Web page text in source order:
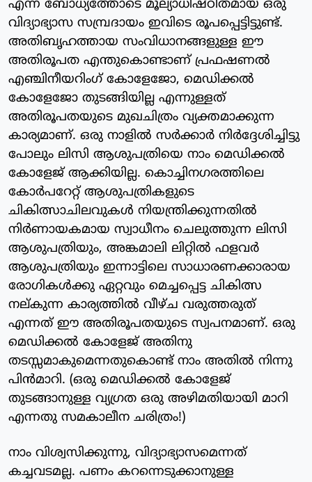
എന്ന ബോധ്യത്തോടെ മൂല്യാധിഷ്ഠിതമായ ഒരു
വിദ്യാഭ്യാസ സമ്പ്രദായം ഇവിടെ രൂപപ്പെട്ടിട്ടുണ്ട്.
അതിബൃഹത്തായ സംവിധാനങ്ങളുള്ള ഈ
അതിരൂപത എന്തുകൊണ്ടാണ് പ്രഫഷണല്‍
എഞ്ചിനീയറിംഗ് കോളേജോ, മെഡിക്കല്‍
കോളേജോ തുടങ്ങിയില്ല എന്നുള്ളത്
അതിരൂപതയുടെ മുഖചിത്രം വ്യക്തമാക്കുന്ന
കാര്യമാണ്. ഒരു നാളില്‍ സര്‍ക്കാര്‍ നിര്‍ദ്ദേശിച്ചിട്ടു
പോലും ലിസി ആശുപത്രിയെ നാം മെഡിക്കല്‍
കോളേജ് ആക്കിയില്ല. കൊച്ചിനഗരത്തിലെ
കോര്‍പറേറ്റ് ആശുപത്രികളുടെ
ചികിത്സാചിലവുകള്‍ നിയന്ത്രിക്കുന്നതില്‍
നിര്‍ണായകമായ സ്വാധീനം ചെലുത്തുന്ന ലിസി
ആശുപത്രിയും, അങ്കമാലി ലിറ്റില്‍ ഫളവര്‍
ആശുപത്രിയും ഇന്നാട്ടിലെ സാധാരണക്കാരായ
രോഗികള്‍ക്കു ഏറ്റവും മെച്ചപ്പെട്ട ചികിത്സ
നല്കുന്ന കാര്യത്തില്‍ വീഴ്ച വരുത്തരുത്
എന്നത് ഈ അതിരൂപതയുടെ സ്വപനമാണ്. ഒരു
മെഡിക്കല്‍ കോളേജ് അതിനു
തടസ്സമാകുമെന്നതുകൊണ്ട് നാം അതില്‍ നിന്നു
പിന്‍മാറി. (ഒരു മെഡിക്കല്‍ കോളേജ്
തുടങ്ങാനുള്ള വ്യഗ്രത ഒരു അഴിമതിയായി മാറി
എന്നതു സമകാലീന ചരിത്രം!)
നാം വിശ്വസിക്കുന്നു, വിദ്യാഭ്യാസമെന്നത്
കച്ചവടമല്ല. പണം കറന്നെടുക്കാനുള്ള